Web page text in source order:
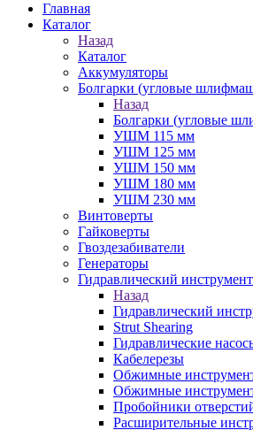
Главная
Каталог
Назад
Каталог
Аккумуляторы
Болгарки (угловые
Назад
Болгарки (угловые
УШМ 115 мм
УШМ 125 мм
УШМ 150 мм
УШМ 180 мм
УШМ 230 мм
Винтоверты
Гайковерты
Гвоздезабиватели
Генераторы
Гидравлический инструмент
Назад
Гидравлический
Strut Shearing
Гидравлические
Кабелерезы
Обжимные
Обжимные
Пробойники
Расширительные